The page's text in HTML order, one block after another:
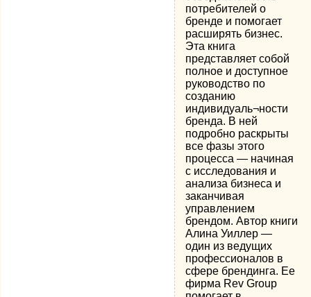
потребителей о
бренде и помогает
расширять бизнес.
Эта книга
представляет собой
полное и доступное
руководство по
созданию
индивидуаль¬ности
бренда. В ней
подробно раскрыты
все фазы этого
процесса — начиная
с исследования и
анализа бизнеса и
заканчивая
управлением
брендом. Автор книги
Алина Уиллер —
один из ведущих
профессионалов в
сфере брендинга. Ее
фирма Rev Group